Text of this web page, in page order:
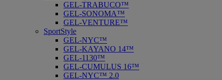
GEL-TRABUCO™
GEL-SONOMA™
GEL-VENTURE™
SportStyle
GEL-NYC™
GEL-KAYANO 14™
GEL-1130™
GEL-CUMULUS 16™
GEL-NYC™ 2.0